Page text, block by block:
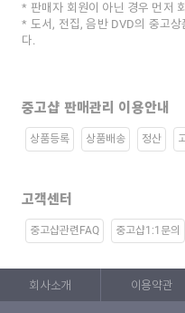
판매자 회원이 아닌 경우 먼저
도서, 전집, 음반 DVD의 중고
다.
중고샵 판매관리 이용안내
상품등록 상품배송 정산
고객센터
중고샵관련FAQ 중고샵1:1문의
회사소개 이용약관